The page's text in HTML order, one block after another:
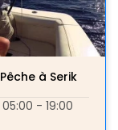
Pêche à Serik
05:00 - 19:00